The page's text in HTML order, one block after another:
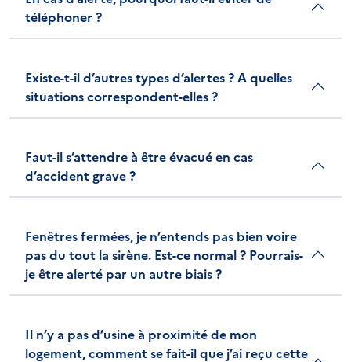
téléphoner ?
Existe-t-il d’autres types d’alertes ? A quelles
situations correspondent-elles ?
Faut-il s’attendre à être évacué en cas
d’accident grave ?
Fenêtres fermées, je n’entends pas bien voire
pas du tout la sirène. Est-ce normal ? Pourrais-
je être alerté par un autre biais ?
Il n’y a pas d’usine à proximité de mon
logement, comment se fait-il que j’ai reçu cette